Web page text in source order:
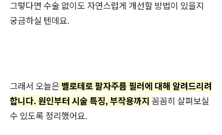
그렇다면 수술 없이도 자연스럽게 개선할 방법이 있을지
궁금하실 텐데요.
그래서 오늘은 벨로테로 팔자주름 필러에 대해 알려드리려
합니다. 원인부터 시술 특징, 부작용까지 꼼꼼히 살펴보실
수 있도록 정리했어요.